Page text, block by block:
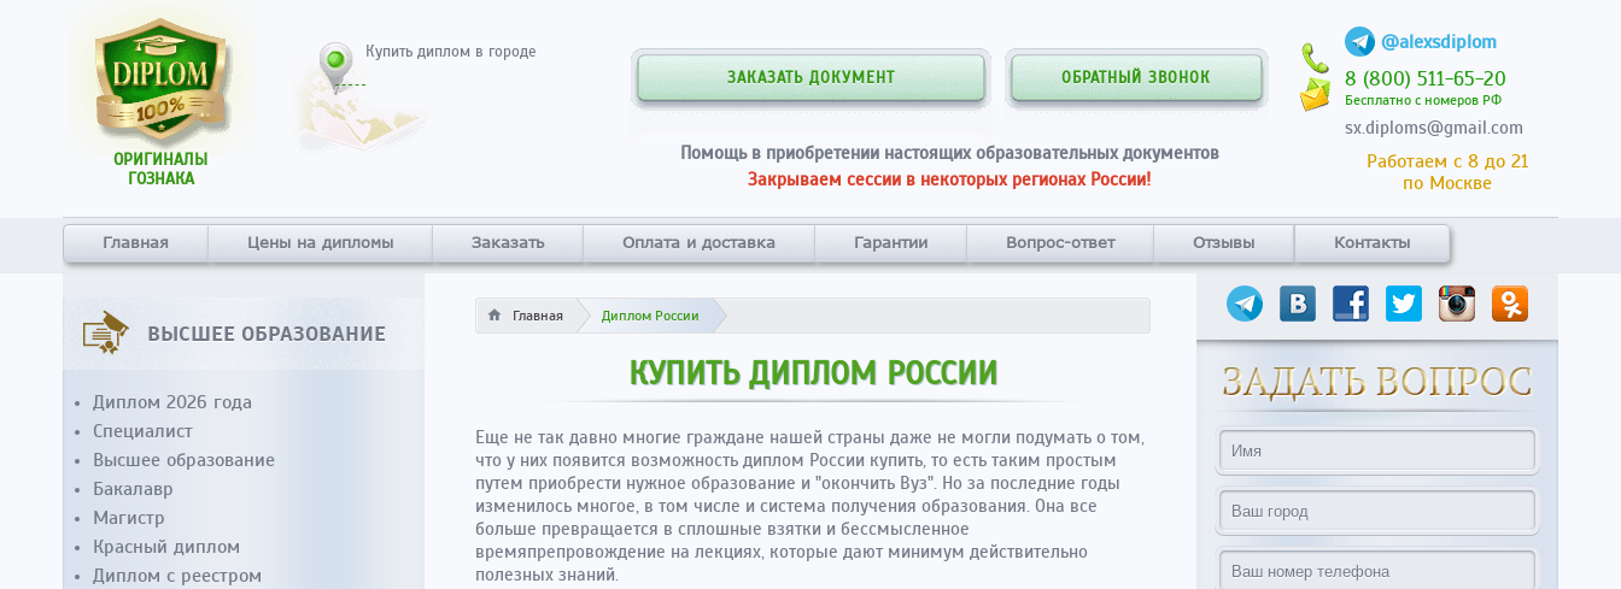
ОРИГИНАЛЫ
ГОЗНАКА
Купить диплом в городе @alexsdiplom
8 (800) 511-65-20
Бесплатно с номеров РФ
sx.diploms@gmail.com
Работаем с 8 до 21
по Москве
ЗАКАЗАТЬ ДОКУМЕНТ ОБРАТНЫЙ ЗВОНОК
Помощь в приобретении настоящих образовательных документов
Закрываем сессии в некоторых регионах России!
Главная Цены на дипломы Заказать Оплата и доставка Гарантии Вопрос-ответ Отзывы Контакты
Главная Диплом России
КУПИТЬ ДИПЛОМ РОССИИ
Еще не так давно многие граждане нашей страны даже не могли подумать о том,
что у них появится возможность диплом России купить, то есть таким простым
путем приобрести нужное образование и "окончить Вуз". Но за последние годы
изменилось многое, в том числе и система получения образования. Она все
больше превращается в сплошные взятки и бессмысленное
времяпрепровождение на лекциях, которые дают минимум действительно
полезных знаний.
ВЫСШЕЕ ОБРАЗОВАНИЕ
Диплом 2026 года
Специалист
Высшее образование
Бакалавр
Магистр
Красный диплом
Диплом с реестром